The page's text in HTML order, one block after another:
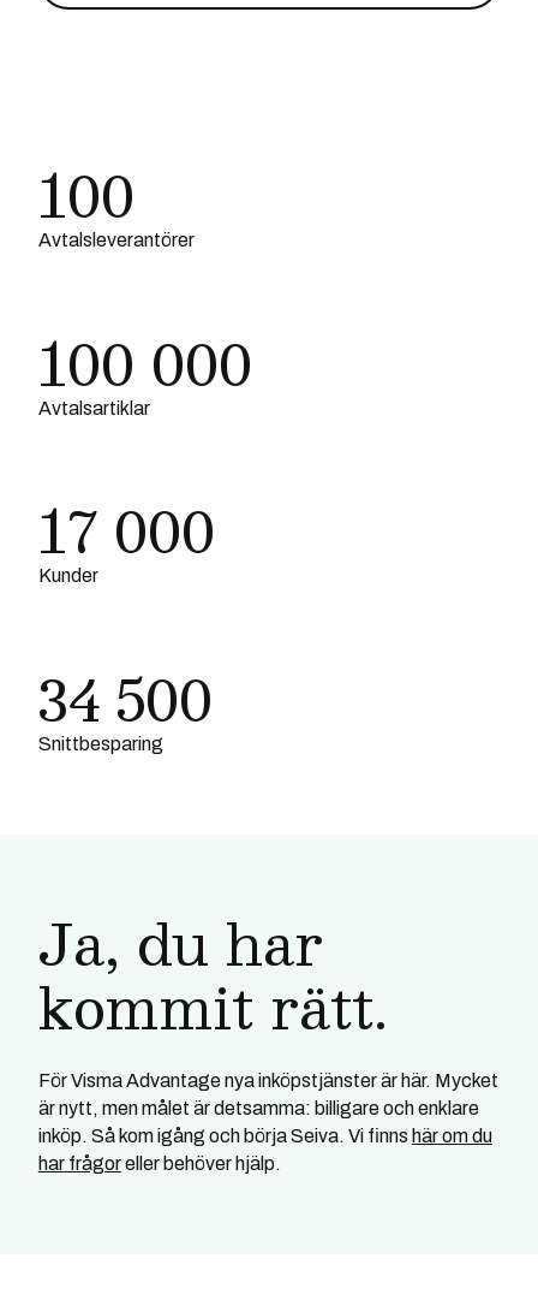
100
Avtalsleverantörer
100 000
Avtalsartiklar
17 000
Kunder
34 500
Snittbesparing
Ja, du har
kommit rätt.
För Visma Advantage nya inköpstjänster är här. Mycket
är nytt, men målet är detsamma: billigare och enklare
inköp. Så kom igång och börja Seiva. Vi finns här om du
har frågoreller behöver hjälp.